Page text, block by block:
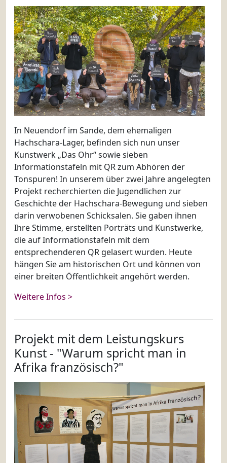
In Neuendorf im Sande, dem ehemaligen
Hachschara-Lager, befinden sich nun unser
Kunstwerk „Das Ohr“ sowie sieben
Informationstafeln mit QR zum Abhören der
Tonspuren! In unserem über zwei Jahre angelegten
Projekt recherchierten die Jugendlichen zur
Geschichte der Hachschara-Bewegung und sieben
darin verwobenen Schicksalen. Sie gaben ihnen
Ihre Stimme, erstellten Porträts und Kunstwerke,
die auf Informationstafeln mit dem
entsprechenderen QR gelasert wurden. Heute
hängen Sie am historischen Ort und können von
einer breiten Öffentlichkeit angehört werden.
Weitere Infos >
Projekt mit dem Leistungskurs
Kunst - "Warum spricht man in
Afrika französisch?"